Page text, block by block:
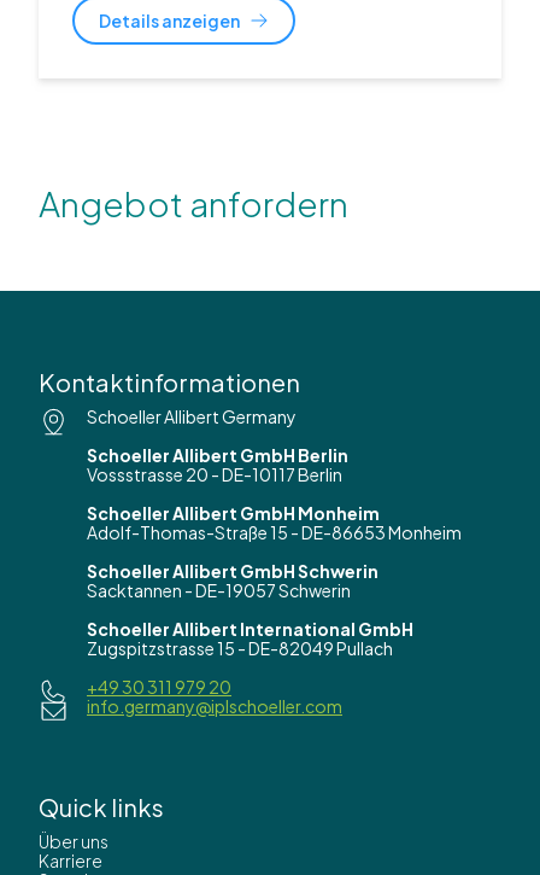
Details anzeigen
Angebot anfordern
Kontaktinformationen
Schoeller Allibert Germany
Schoeller Allibert GmbH Berlin
Vossstrasse 20 - DE-10117 Berlin
Schoeller Allibert GmbH Monheim
Adolf-Thomas-Straße 15 - DE-86653 Monheim
Schoeller Allibert GmbH Schwerin
Sacktannen - DE-19057 Schwerin
Schoeller Allibert International GmbH
Zugspitzstrasse 15 - DE-82049 Pullach
+49 30 311 979 20
info.germany@iplschoeller.com
Quick links
Über uns
Karriere